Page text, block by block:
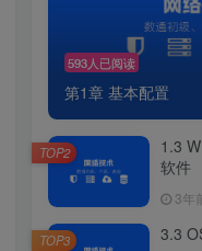
593人已阅读
第1章 基本配置
1.3
软件
3年
TOP2
3.3
TOP3